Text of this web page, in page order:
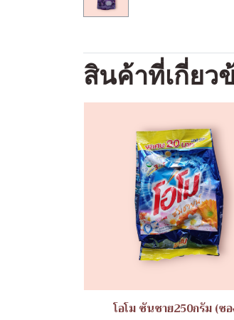
สินค้าที่เกี่ยว
โอโม ซันชาย250กรัม (ซ